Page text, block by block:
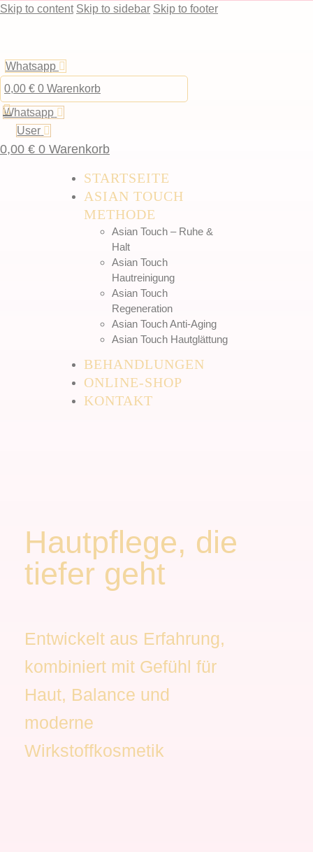
Skip to content Skip to sidebar Skip to footer
Whatsapp
User
0,00 € 0 Warenkorb
STARTSEITE
ASIAN TOUCH
METHODE
Asian Touch – Ruhe &
Halt
Asian Touch
Hautreinigung
Asian Touch
Regeneration
Asian Touch Anti-Aging
Asian Touch Hautglättung
BEHANDLUNGEN
ONLINE-SHOP
KONTAKT
Whatsapp
0,00 € 0 Warenkorb
Hautpflege, die
tiefer geht
Entwickelt aus Erfahrung,
kombiniert mit Gefühl für
Haut, Balance und
moderne
Wirkstoffkosmetik